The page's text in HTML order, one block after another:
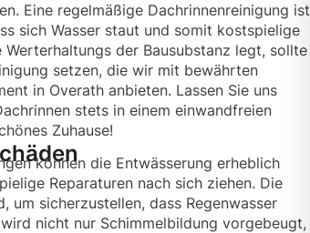
Eine regelmäßige Dachrinnenreinigung ist
sich Wasser staut und somit kostspielige
der Bausubstanz legt, sollte
setzen, die wir mit bewährten
in Overath anbieten. Lassen Sie uns
stets in einem einwandfreien
Zuhause!
können die Entwässerung erheblich
Reparaturen nach sich ziehen. Die
um sicherzustellen, dass Regenwasser
nicht nur Schimmelbildung vorgebeugt,